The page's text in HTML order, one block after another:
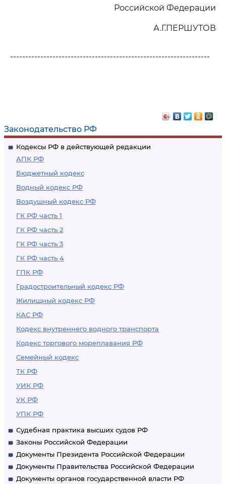
Законодательство РФ
Кодексы РФ в действующей редакции
АПК РФ
Бюджетный кодекс
Водный кодекс РФ
Воздушный кодекс РФ
ГК РФ часть 1
ГК РФ часть 2
ГК РФ часть 3
ГК РФ часть 4
ГПК РФ
Градостроительный кодекс РФ
Жилищный кодекс РФ
КАС РФ
Кодекс внутреннего водного транспорта
Кодекс торгового мореплавания РФ
Семейный кодекс
ТК РФ
УИК РФ
УК РФ
УПК РФ
Судебная практика высших судов РФ
Законы Российской Федерации
Документы Президента Российской Федерации
Документы Правительства Российской Федерации
Документы органов государственной власти РФ
Российской Федерации
А.Г.ПЕРШУТОВ
------------------------------------------------------------------